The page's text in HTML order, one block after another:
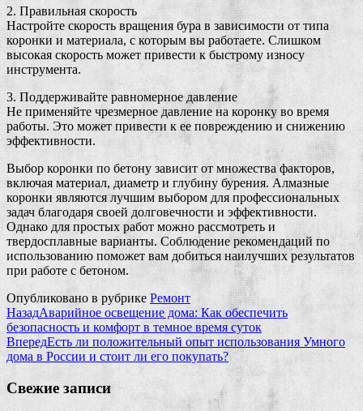
2. Правильная скорость
Настройте скорость вращения бура в зависимости от типа
коронки и материала, с которым вы работаете. Слишком
высокая скорость может привести к быстрому износу
инструмента.
3. Поддерживайте равномерное давление
Не применяйте чрезмерное давление на коронку во время
работы. Это может привести к ее повреждению и снижению
эффективности.
Выбор коронки по бетону зависит от множества факторов,
включая материал, диаметр и глубину бурения. Алмазные
коронки являются лучшим выбором для профессиональных
задач благодаря своей долговечности и эффективности.
Однако для простых работ можно рассмотреть и
твердосплавные варианты. Соблюдение рекомендаций по
использованию поможет вам добиться наилучших результатов
при работе с бетоном.
Опубликовано в рубрике Ремонт
НазадАварийное освещение дома: Как обеспечить
безопасность и комфорт в темное время суток
ВпередЕсть ли положительный опыт использования Умного
дома в России и стоит ли его покупать?
Свежие записи